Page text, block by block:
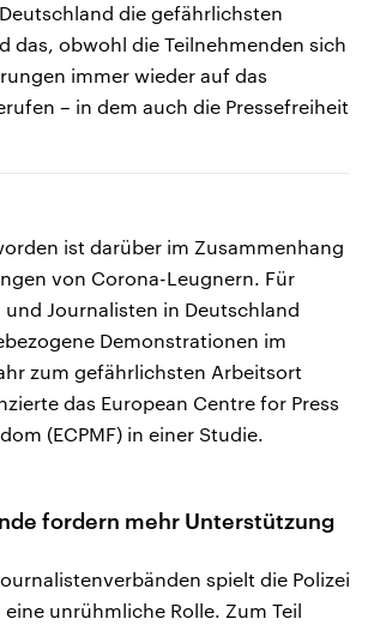
die gefährlichsten
das, obwohl die Teilnehmenden sich
immer wieder auf das
– in dem auch die Pressefreiheit
ist darüber im Zusammenhang
von Corona-Leugnern. Für
Journalisten in Deutschland
Demonstrationen im
zum gefährlichsten Arbeitsort
das European Centre for Press
(ECPMF) in einer Studie.
fordern mehr Unterstützung
spielt die Polizei
unrühmliche Rolle. Zum Teil